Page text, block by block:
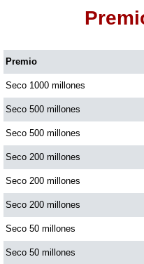
Dorado Mañana
Dorado Noche
Fantástica Día
Fantástica
Motilon Tarde
Premio
Seco 1000 millones
Seco 500 millones
Seco 500 millones
Seco 200 millones
Seco 200 millones
Seco 200 millones
Seco 50 millones
Seco 50 millones